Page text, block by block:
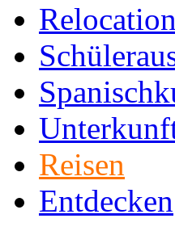
Relocation
Reisen
Entdecken